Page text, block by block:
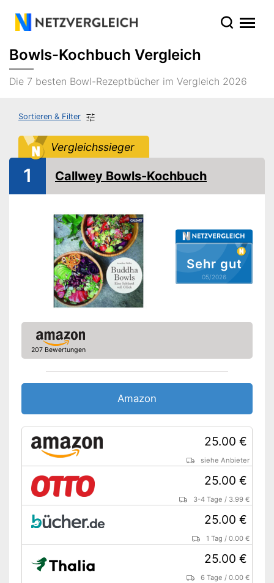
Bowls-Kochbuch Vergleich
Die 7 besten Bowl-Rezeptbücher im Vergleich 2026
Sortieren & Filter
Vergleichssieger
Sehr gut
05/2026
1 Callwey Bowls-Kochbuch
207 Bewertungen
Amazon
25.00 €
siehe Anbieter
25.00 €
3-4 Tage / 3.99 €
25.00 €
1 Tag /0.00 €
25.00 €
6 Tage /0.00 €